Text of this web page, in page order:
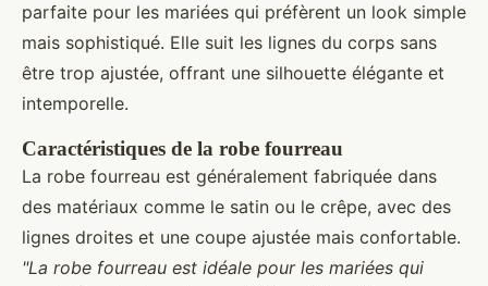
parfaite pour les mariées qui préfèrent un look simple
mais sophistiqué. Elle suit les lignes du corps sans
être trop ajustée, offrant une silhouette élégante et
intemporelle.
Caractéristiques de la robe fourreau
La robe fourreau est généralement fabriquée dans
des matériaux comme le satin ou le crêpe, avec des
lignes droites et une coupe ajustée mais confortable.
"La robe fourreau est idéale pour les mariées qui